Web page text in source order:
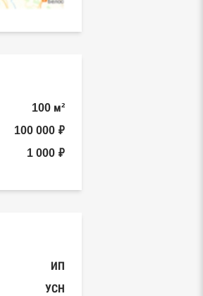
100 м²
100 000 ₽
1 000 ₽
ИП
УСН